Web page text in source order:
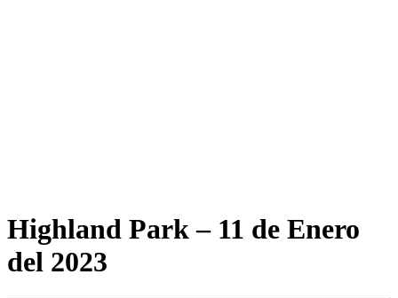
Highland Park – 11 de Enero
del 2023